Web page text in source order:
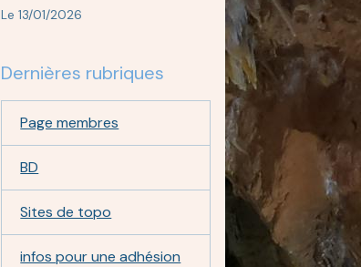
Le 13/01/2026
Dernières rubriques
Page membres
BD
Sites de topo
infos pour une adhésion